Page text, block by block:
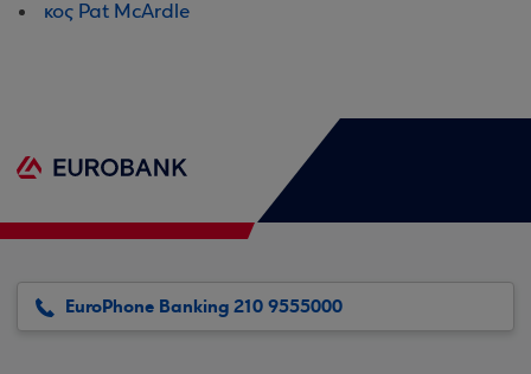
κος Pat McArdle
EuroPhone Banking 210 9555000